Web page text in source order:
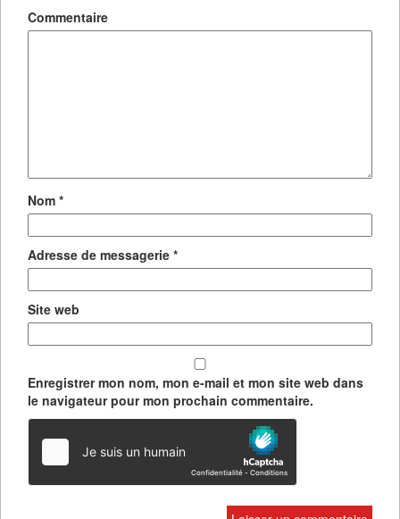
Commentaire
Nom *
Adresse de messagerie *
Site web
Enregistrer mon nom, mon e-mail et mon site web dans
le navigateur pour mon prochain commentaire.